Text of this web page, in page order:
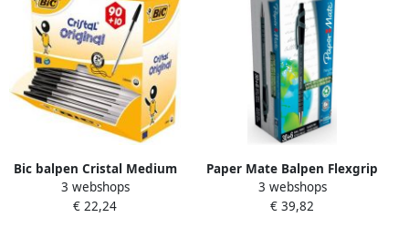
Bic balpen Cristal Medium
voordeelpak 90 + 10 gratis
zwart
3 webshops
€ 22,24
Paper Mate Balpen Flexgrip
Ultra medium zwart
valuepack 30+6 gratis
3 webshops
€ 39,82